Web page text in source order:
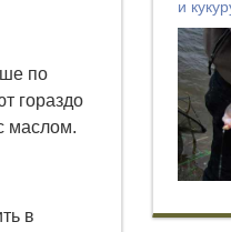
по
гораздо
маслом.
в
и